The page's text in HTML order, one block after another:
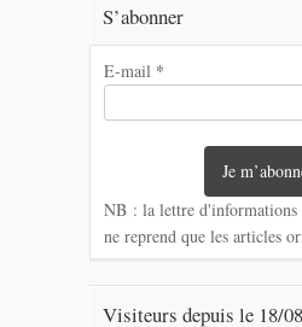
S’abonner
E-mail *
NB : la lettre d'informations
ne reprend que les articles
Visiteurs depuis le 18/